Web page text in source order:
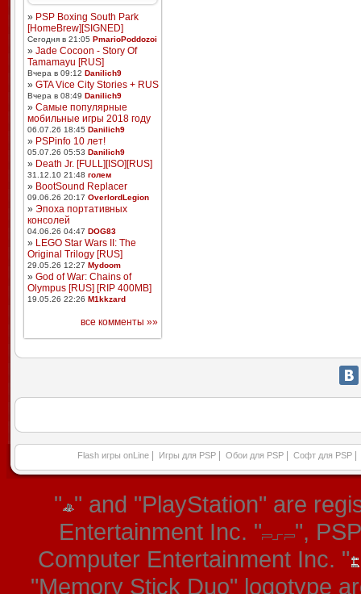
» PSP Boxing South Park
[HomeBrew][SIGNED]
Сегодня в 21:05 PmarioPoddozoi
» Jade Cocoon - Story Of
Tamamayu [RUS]
Вчера в 09:12 Danilich9
» GTA Vice City Stories + RUS
Вчера в 08:49 Danilich9
» Самые популярные
мобильные игры 2018 году
06.07.26 18:45 Danilich9
» PSPinfo 10 лет!
05.07.26 05:53 Danilich9
» Death Jr. [FULL][ISO][RUS]
31.12.10 21:48 голем
» BootSound Replacer
09.06.26 20:17 OverlordLegion
» Эпоха портативных
консолей
04.06.26 04:47 DOG83
» LEGO Star Wars II: The
Original Trilogy [RUS]
29.05.26 12:27 Mydoom
» God of War: Chains of
Olympus [RUS] [RIP 400MB]
19.05.26 22:26 M1kkzard
все комменты »»
Flash игры onLine Игры для PSP Обои для PSP Софт для PSP
" " and "PlayStation" are
Entertainment Inc. "
",
Computer Entertainment Inc. "
"Memory Stick Duo" logotype